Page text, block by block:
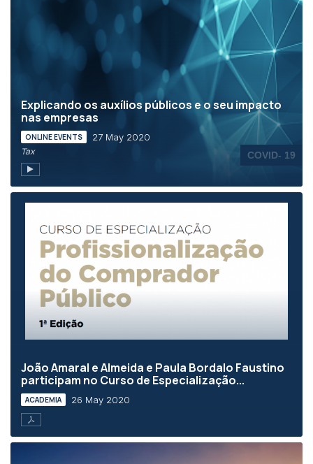
Explicando os auxílios públicos e o seu impacto
nas empresas
ONLINE EVENTS 27 May 2020
Tax COVID- 19
João Amaral e Almeida e Paula Bordalo Faustino
participam no Curso de Especialização...
ACADEMIA 26 May 2020